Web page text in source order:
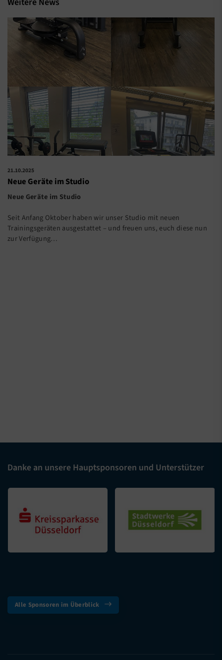
21.10.2025
Neue Geräte im Studio
Neue Geräte im Studio
Seit Anfang Oktober haben wir unser Studio mit neuen
Trainingsgeräten ausgestattet – und freuen uns, euch diese nun
zur Verfügung…
Danke an unsere Hauptsponsoren und Unterstützer
Alle Sponsoren im Überblick